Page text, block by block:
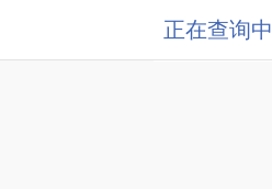
正在查询中